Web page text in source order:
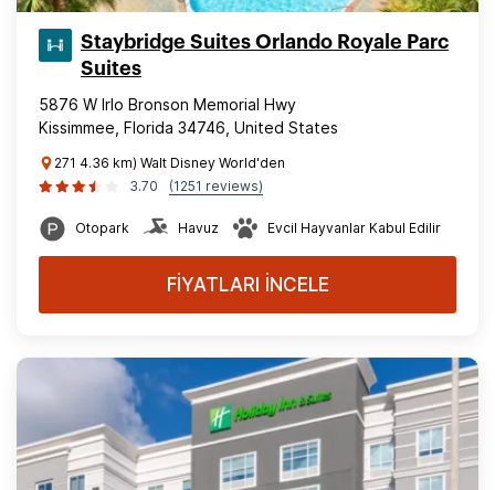
Staybridge Suites Orlando Royale Parc
Suites
5876 W Irlo Bronson Memorial Hwy
Kissimmee, Florida 34746, United States
271 4.36 km) Walt Disney World'den
3.70
(1251 reviews)
Otopark Havuz Evcil Hayvanlar Kabul Edilir
FİYATLARI İNCELE